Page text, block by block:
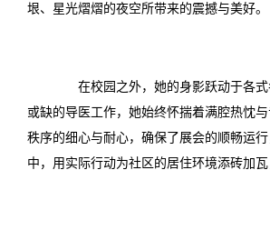
垠、星光熠熠的夜空所带来的震撼与美好。
在校园之外，她的身影跃动于各
或缺的导医工作，她始终怀揣着满腔热忱
秩序的细心与耐心，确保了展会的顺畅运
中，用实际行动为社区的居住环境添砖加